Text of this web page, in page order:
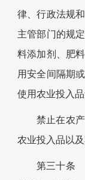
律、行政法规
主管部门的规
料添加剂、肥
用安全间隔期
使用农业投入
禁止在农
农业投入品以
第三十条